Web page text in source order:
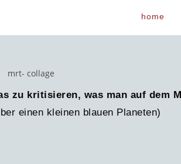
home
zu kritisieren, was man auf dem
einen kleinen blauen Planeten)